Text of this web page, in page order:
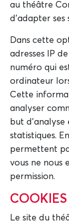
au théâtre
d'adapter ses
Dans cette
adresses IP
numéro qui
ordinateur
Cette
analyser
but
statistiques.
permettent
vous ne nous
permission.
COOKIES
Le site du